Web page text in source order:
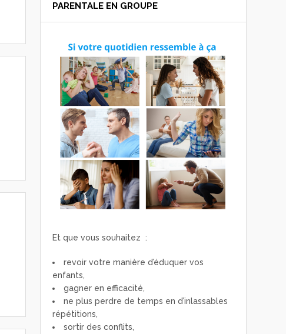
PARENTALE EN GROUPE
Et que vous souhaitez :
revoir votre manière d’éduquer vos
enfants,
gagner en efficacité,
ne plus perdre de temps en d’inlassables
répétitions,
sortir des conflits,